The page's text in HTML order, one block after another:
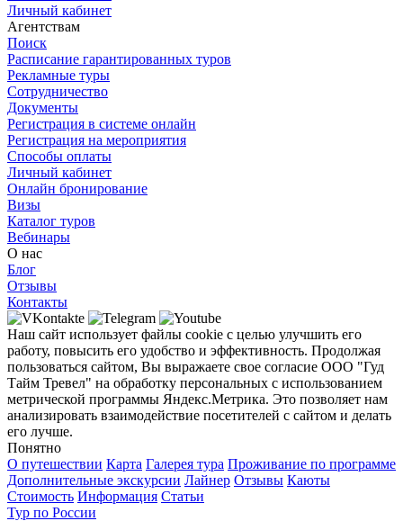
Личный кабинет
Агентствам
Поиск
Расписание гарантированных туров
Рекламные туры
Сотрудничество
Документы
Регистрация в системе онлайн
Регистрация на мероприятия
Способы оплаты
Личный кабинет
Онлайн бронирование
Визы
Каталог туров
Вебинары
О нас
Блог
Отзывы
Контакты
Наш сайт использует файлы cookie с целью улучшить его
работу, повысить его удобство и эффективность. Продолжая
пользоваться сайтом, Вы выражаете свое согласие ООО "Гуд
Тайм Тревел" на обработку персональных с использованием
метрической программы Яндекс.Метрика. Это позволяет нам
анализировать взаимодействие посетителей с сайтом и делать
его лучше.
Понятно
О путешествии Карта Галерея тура Проживание по программе
Дополнительные экскурсии Лайнер Отзывы Каюты
Стоимость Информация Статьи
Тур по России